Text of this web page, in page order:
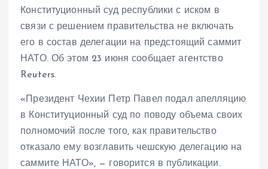
Конституционный суд республики с иском в
связи с решением правительства не включать
его в состав делегации на предстоящий саммит
НАТО. Об этом 23 июня сообщает агентство
Reuters.
«Президент Чехии Петр Павел подал апелляцию
в Конституционный суд по поводу объема своих
полномочий после того, как правительство
отказало ему возглавить чешскую делегацию на
саммите НАТО», — говорится в публикации.